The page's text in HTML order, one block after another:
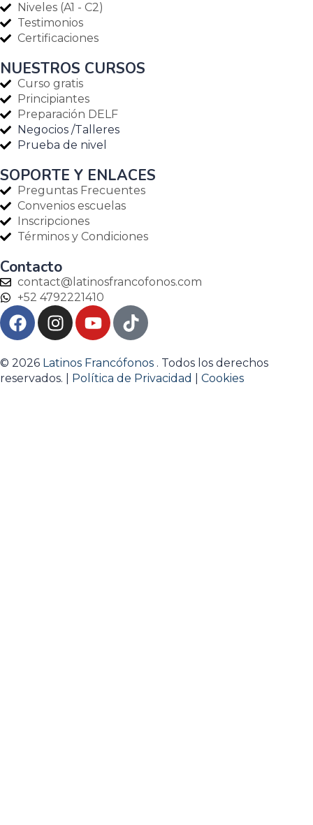
Niveles (A1 - C2)
Testimonios
Certificaciones
NUESTROS CURSOS
Curso gratis
Principiantes
Preparación DELF
Negocios /Talleres
Prueba de nivel
SOPORTE Y ENLACES
Preguntas Frecuentes
Convenios escuelas
Inscripciones
Términos y Condiciones
Contacto
contact@latinosfrancofonos.com
+52 4792221410
© 2026 Latinos Francófonos . Todos los derechos
reservados. |
Política de Privacidad Cookies